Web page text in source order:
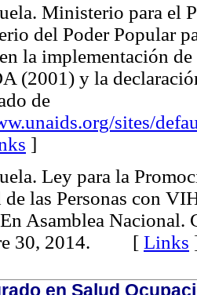
Ministerio para el
del Poder Popular
la implementación
(2001) y la
de
sites/
]
Ley para la
de las Personas con
Asamblea Nacional.
30, 2014. [ Links
en Salud